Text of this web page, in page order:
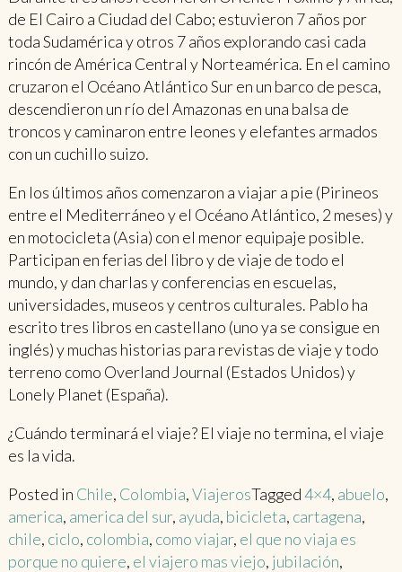
de El Cairo a Ciudad del Cabo; estuvieron 7 años por
toda Sudamérica y otros 7 años explorando casi cada
rincón de América Central y Norteamérica. En el camino
cruzaron el Océano Atlántico Sur en un barco de pesca,
descendieron un río del Amazonas en una balsa de
troncos y caminaron entre leones y elefantes armados
con un cuchillo suizo.
En los últimos años comenzaron a viajar a pie (Pirineos
entre el Mediterráneo y el Océano Atlántico, 2 meses) y
en motocicleta (Asia) con el menor equipaje posible.
Participan en ferias del libro y de viaje de todo el
mundo, y dan charlas y conferencias en escuelas,
universidades, museos y centros culturales. Pablo ha
escrito tres libros en castellano (uno ya se consigue en
inglés) y muchas historias para revistas de viaje y todo
terreno como Overland Journal (Estados Unidos) y
Lonely Planet (España).
¿Cuándo terminará el viaje? El viaje no termina, el viaje
es la vida.
Posted in Chile, Colombia,ViajerosTagged4×4, abuelo,
america, america del sur, ayuda, bicicleta, cartagena,
chile, ciclo, colombia, como viajar, el que no viaja es
porque no quiere, el viajero mas viejo, jubilación,